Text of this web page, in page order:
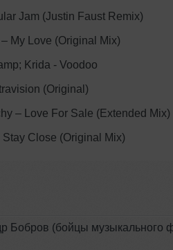
Jam (Justin Faust Remix)
My Love (Original Mix)
Krida - Voodoo
(Original)
– Love For Sale (Extended Mix)
Close (Original Mix)
Бобров (бойцы музыкального